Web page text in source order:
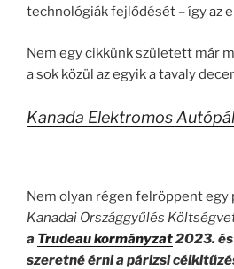
technológiák fejlődését – így az
Nem egy cikkünk született már
a sok közül az egyik a tavaly
Kanada Elektromos
Nem olyan régen felröppent egy
Kanadai Országgyűlés
a Trudeau kormányzat2023.
szeretné érni a párizsi